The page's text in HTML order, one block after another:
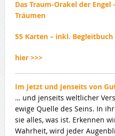
Das Traum-Orakel der Engel
Träumen
55 Karten – inkl. Begleitbuch
hier >>>
Im Jetzt und Jenseits von
… und jenseits weltlicher
ewige Quelle des Seins. In
sie alles, was ist. Erkennen
Wahrheit, wird jeder